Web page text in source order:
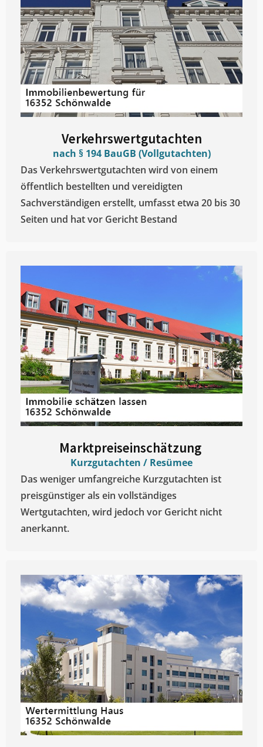
Verkehrswertgutachten
nach § 194 BauGB (Vollgutachten)
Das Verkehrswertgutachten wird von einem
öffentlich bestellten und vereidigten
Sachverständigen erstellt, umfasst etwa 20 bis 30
Seiten und hat vor Gericht Bestand
Marktpreiseinschätzung ​
Kurzgutachten / Resümee
Das weniger umfangreiche Kurzgutachten ist
preisgünstiger als ein vollständiges
Wertgutachten, wird jedoch vor Gericht nicht
anerkannt.